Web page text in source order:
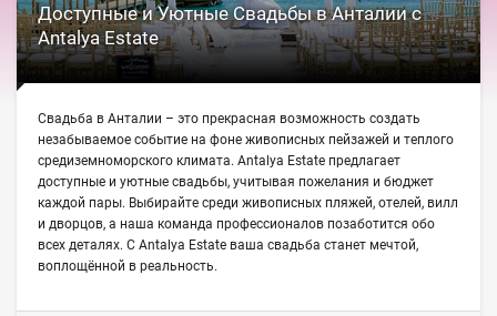
Доступные и Уютные Свадьбы в Анталии с
Antalya Estate
Свадьба в Анталии – это прекрасная возможность создать
незабываемое событие на фоне живописных пейзажей и теплого
средиземноморского климата. Antalya Estate предлагает
доступные и уютные свадьбы, учитывая пожелания и бюджет
каждой пары. Выбирайте среди живописных пляжей, отелей, вилл
и дворцов, а наша команда профессионалов позаботится обо
всех деталях. С Antalya Estate ваша свадьба станет мечтой,
воплощённой в реальность.